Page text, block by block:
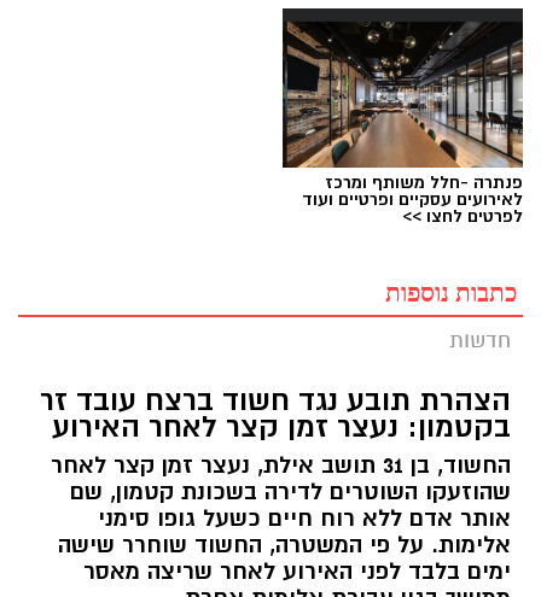
פנתרה -חלל משותף ומרכז
לאירועים עסקיים ופרטיים ועוד
לפרטים לחצו >>
כתבות נוספות
חדשות
הצהרת תובע נגד חשוד ברצח עובד זר
בקטמון: נעצר זמן קצר לאחר האירוע
החשוד, בן 31 תושב אילת, נעצר זמן קצר לאחר
שהוזעקו השוטרים לדירה בשכונת קטמון, שם
אותר אדם ללא רוח חיים כשעל גופו סימני
אלימות. על פי המשטרה, החשוד שוחרר שישה
ימים בלבד לפני האירוע לאחר שריצה מאסר